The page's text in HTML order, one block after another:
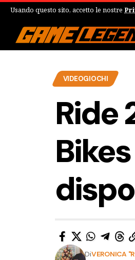
Usando questo sito, accetto le nostre
VIDEOGIOCHI
Ride
DiVERONICA